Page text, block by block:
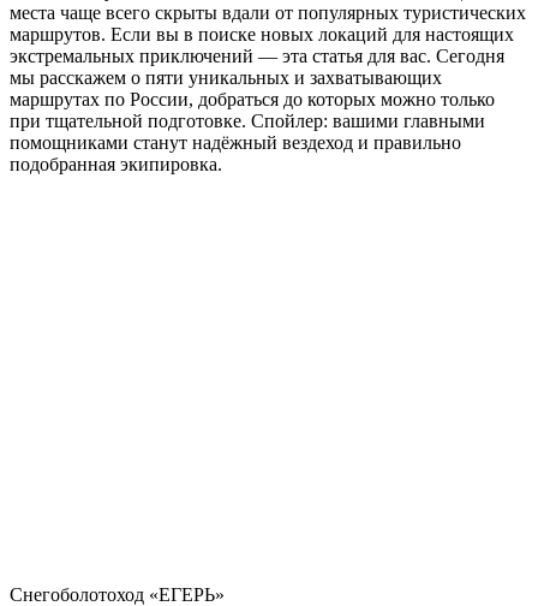
места чаще всего скрыты вдали от популярных туристических
маршрутов. Если вы в поиске новых локаций для настоящих
экстремальных приключений — эта статья для вас. Сегодня
мы расскажем о пяти уникальных и захватывающих
маршрутах по России, добраться до которых можно только
при тщательной подготовке. Спойлер: вашими главными
помощниками станут надёжный вездеход и правильно
подобранная экипировка.
Снегоболотоход «ЕГЕРЬ»